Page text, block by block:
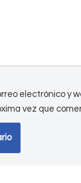
electrónico y
vez que